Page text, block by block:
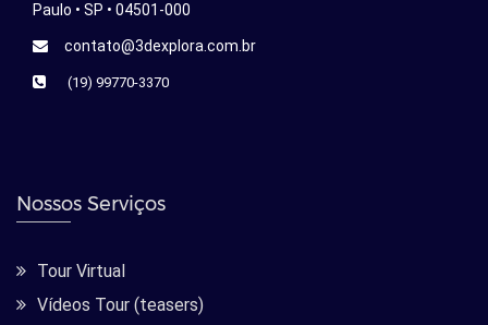
Paulo • SP • 04501-000
contato@3dexplora.com.br
(19) 99770-3370
Nossos Serviços
Tour Virtual
Vídeos Tour (teasers)